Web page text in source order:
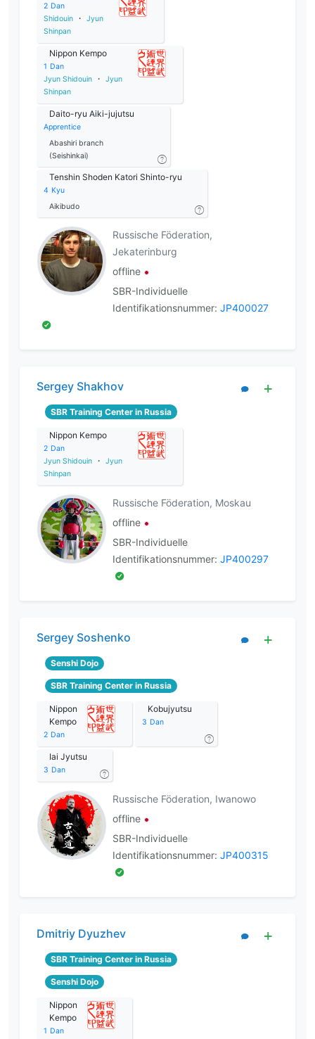
2 Dan
Shidouin
・
Jyun
Shinpan
Nippon Kempo
1 Dan
Jyun Shidouin
・
Jyun
Shinpan
Daito-ryu Aiki-jujutsu
Apprentice
Abashiri branch
(Seishinkai)
Tenshin Shoden Katori Shinto-ryu
4 Kyu
Aikibudo
Russische Föderation,
Jekaterinburg
offline
SBR-Individuelle
Identifikationsnummer: JP400027
Sergey Shakhov
SBR Training Center in Russia
Nippon Kempo
2 Dan
Jyun Shidouin
・
Jyun
Shinpan
Russische Föderation, Moskau
offline
SBR-Individuelle
Identifikationsnummer: JP400297
Sergey Soshenko
Senshi Dojo
SBR Training Center in Russia
Nippon
Kempo
2 Dan
Kobujyutsu
3 Dan
Iai Jyutsu
3 Dan
Russische Föderation, Iwanowo
offline
SBR-Individuelle
Identifikationsnummer: JP400315
Dmitriy Dyuzhev
SBR Training Center in Russia
Senshi Dojo
Nippon
Kempo
1 Dan